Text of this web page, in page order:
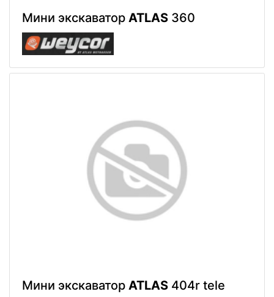
Мини экскаватор ATLAS 360
Мини экскаватор ATLAS 404r tele